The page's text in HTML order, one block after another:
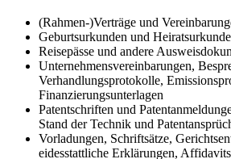
(Rahmen-)Verträge und
Geburtsurkunden und
Reisepässe und andere
Unternehmensvereinbarungen,
Verhandlungsprotokolle,
Finanzierungsunterlagen
Patentschriften und
Stand der Technik und
Vorladungen, Schriftsätze,
eidesstattliche Erklärungen,